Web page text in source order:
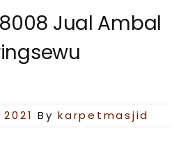
Jual Ambal
Bykarpetmasjid